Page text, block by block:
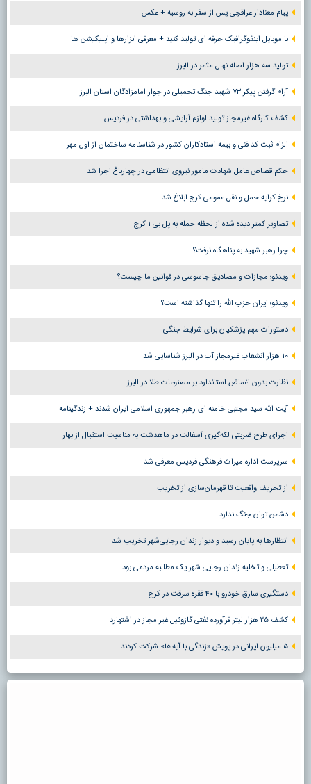
پیام معنادار عراقچی پس از سفر به روسیه + عکس
با موبایل اینفوگرافیک حرفه ای تولید کنید + معرفی ابزارها و اپلیکیشن ها
تولید سه هزار اصله نهال مثمر در البرز
آرام گرفتن پیکر ۷۳ شهید جنگ تحمیلی در جوار امامزادگان استان البرز
کشف کارگاه غیرمجاز تولید لوازم آرایشی و بهداشتی در فردیس
الزام ثبت کد فنی و بیمه استادکاران کشور در شناسنامه ساختمان از اول مهر
حکم قصاص عامل شهادت مامور نیروی انتظامی در چهارباغ اجرا شد
نرخ کرایه حمل و نقل عمومی کرج ابلاغ شد
تصاویر کمتر دیده شده از لحظه حمله به پل بی ۱ کرج
چرا رهبر شهید به پناهگاه نرفت؟
ویدئو؛ مجازات و مصادیق جاسوسی در قوانین ما چیست؟
ویدئو؛ ایران حزب الله را تنها گذاشته است؟
دستورات مهم پزشکیان برای شرایط جنگی
۱۰ هزار انشعاب غیرمجاز آب در البرز شناسایی شد
نظارت بدون اغماض استاندارد بر مصنوعات طلا در البرز
آیت الله سید مجتبی خامنه ای رهبر جمهوری اسلامی ایران شدند + زندگینامه
اجرای طرح ضربتی لکه‌گیری آسفالت در ماهدشت به مناسبت استقبال از بهار
سرپرست اداره میراث فرهنگی فردیس معرفی شد
از تحریف واقعیت تا قهرمان‌سازی از تخریب
دشمن توان جنگ ندارد
انتظارها به پایان رسید و دیوار زندان رجایی‌شهر تخریب شد
تعطیلی و تخلیه زندان رجایی شهر یک مطالبه مردمی بود
دستگیری سارق خودرو با ۴۰ فقره سرقت در کرج
کشف ۲۵ هزار لیتر فرآورده نفتی گازوئیل غیر مجاز در اشتهارد
۵ میلیون ایرانی در پویش «زندگی با آیه‌ها» شرکت کردند